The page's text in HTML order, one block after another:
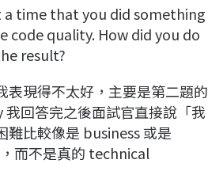
time that you did something
code quality. How did you do
result?
表現得不太好，主要是第二題的
回答完之後面試官直接說「我
難比較像是 business 或是
而不是真的 technical